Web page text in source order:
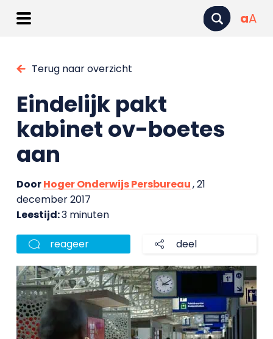
aA
Terug naar overzicht
Eindelijk pakt
kabinet ov-boetes
aan
DoorHoger Onderwijs Persbureau, 21
december 2017
Leestijd:3 minuten
reageer deel